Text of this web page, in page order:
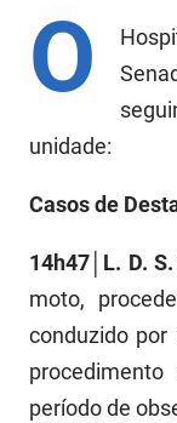
Secretaria de Governo
Infraestrutura e dos
Juventude, Esporte e Lazer
Procuradoria Geral do
Fapesq
Fundação Casa de José
FUNESC
IMEQ
O
unidade:
Casos de
14h47│L. D.
moto,
conduzido por
período de